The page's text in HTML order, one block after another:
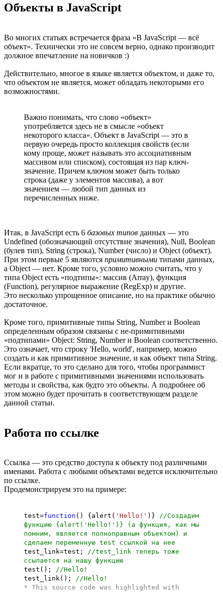
Объекты в JavaScript
Во многих статьях встречается фраза «В JavaScript — всё
объект». Технически это не совсем верно, однако производит
должное впечатление на новичков :)
Действительно, многое в языке является объектом, и даже то,
что объектом не является, может обладать некоторыми его
возможностями.
Важно понимать, что слово «объект»
употребляется здесь не в смысле «объект
некоторого класса». Объект в JavaScript — это в
первую очередь просто коллекция свойств (если
кому проще, может называть это ассоциативным
массивом или списком), состоящая из пар ключ-
значение. Причем ключом может быть только
строка (даже у элементов массива), а вот
значением — любой тип данных из
перечисленных ниже.
Итак, в JavaScript есть 6 базовых типов данных — это
Undefined (обозначающий отсутствие значения), Null, Boolean
(булев тип), String (строка), Number (число) и Object (объект).
При этом первые 5 являются примитивными типами данных,
а Object — нет. Кроме того, условно можно считать, что у
типа Object есть «подтипы»: массив (Array), функция
(Function), регулярное выражение (RegExp) и другие.
Это несколько упрощенное описание, но на практике обычно
достаточное.
Кроме того, примитивные типы String, Number и Boolean
определенным образом связаны с не-примитивными
«подтипами» Object: String, Number и Boolean соответственно.
Это означает, что строку 'Hello, world', например, можно
создать и как примитивное значение, и как объект типа String.
Если вкратце, то это сделано для того, чтобы программист
мог и в работе с примитивными значениями использовать
методы и свойства, как будто это объекты. А подробнее об
этом можно будет прочитать в соответствующем разделе
данной статьи.
Работа по ссылке
Ссылка — это средство доступа к объекту под различными
именами. Работа с любыми объектами ведется исключительно
по ссылке.
Продемонстрируем это на примере:
test=function () {alert( 'Hello!' )} //Создадим
функцию {alert('Hello!')} (а функция, как мы
помним, является полноправным объектом) и
сделаем переменную test ссылкой на нее
test_link=test; //test_link теперь тоже
ссылается на нашу функцию
test(); //Hello!
test_link(); //Hello!
* This source code was highlighted with